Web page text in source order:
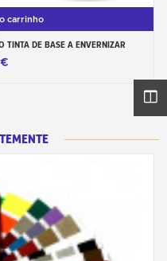
carrinho
TINTA DE BASE A ENVERNIZAR